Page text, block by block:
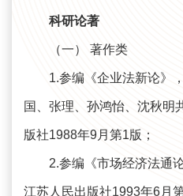
科研论著
（一） 著作类
1.参编《企业法新论》
国、张理、孙鸿怡、沈秋明
版社1988年9月第1版；
2.参编《市场经济法通
江苏人民出版社1993年6月